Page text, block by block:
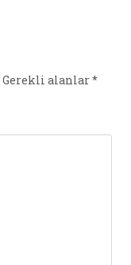
Gerekli alanlar*